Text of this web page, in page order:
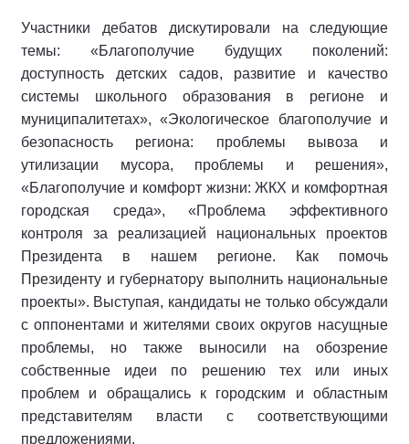
Участники дебатов дискутировали на следующие
темы: «Благополучие будущих поколений:
доступность детских садов, развитие и качество
системы школьного образования в регионе и
муниципалитетах», «Экологическое благополучие и
безопасность региона: проблемы вывоза и
утилизации мусора, проблемы и решения»,
«Благополучие и комфорт жизни: ЖКХ и комфортная
городская среда», «Проблема эффективного
контроля за реализацией национальных проектов
Президента в нашем регионе. Как помочь
Президенту и губернатору выполнить национальные
проекты». Выступая, кандидаты не только обсуждали
с оппонентами и жителями своих округов насущные
проблемы, но также выносили на обозрение
собственные идеи по решению тех или иных
проблем и обращались к городским и областным
представителям власти с соответствующими
предложениями.